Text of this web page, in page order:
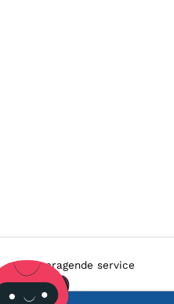
Fremragende service